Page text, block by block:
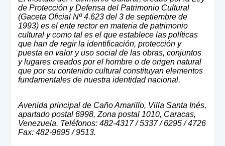
de Protección y Defensa del Patrimonio Cultural
(Gaceta Oficial Nº 4.623 del 3 de septiembre de
1993) es el ente rector en materia de patrimonio
cultural y como tal es el que establece las políticas
que han de regir la identificación, protección y
puesta en valor y uso social de las obras, conjuntos
y lugares creados por el hombre o de origen natural
que por su contenido cultural constituyan elementos
fundamentales de nuestra identidad nacional.
Avenida principal de Caño Amarillo, Villa Santa Inés,
apartado postal 6998, Zona postal 1010, Caracas,
Venezuela. Teléfonos: 482-4317 / 5337 / 6295 / 4726
Fax: 482-9695 / 9513.